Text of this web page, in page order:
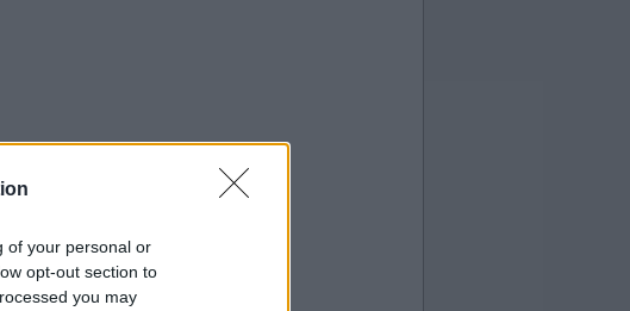
of your personal or
opt-out section to
you may